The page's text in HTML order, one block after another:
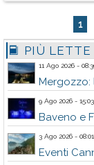
1
PIÙ LETTE
11 Ago 2026 -
9 Ago 2026 - 15:03
Baveno e
3 Ago 2026 - 08:01
Eventi